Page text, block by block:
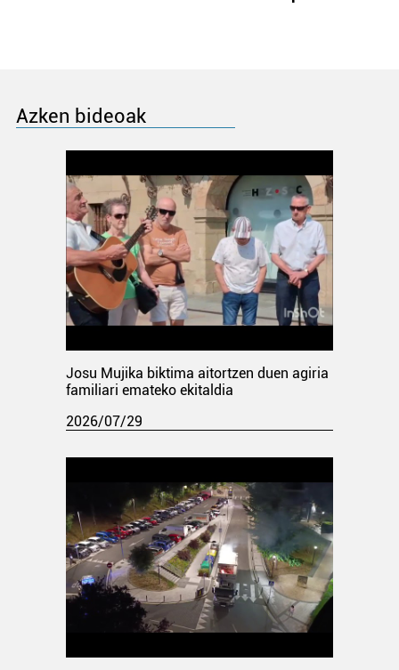
Azken bideoak
Josu Mujika biktima aitortzen duen agiria
familiari emateko ekitaldia
2026/07/29